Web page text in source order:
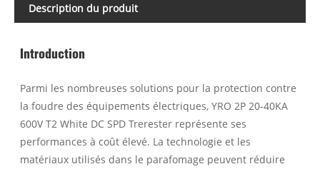
Description du produit
Introduction
Parmi les nombreuses solutions pour la protection contre
la foudre des équipements électriques, YRO 2P 20-40KA
600V T2 White DC SPD Trerester représente ses
performances à coût élevé. La technologie et les
matériaux utilisés dans le parafomage peuvent réduire